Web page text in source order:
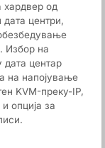
хардвер од
центри,
Избор на
центар
на напојување
KVM-преку-IP,
опција за